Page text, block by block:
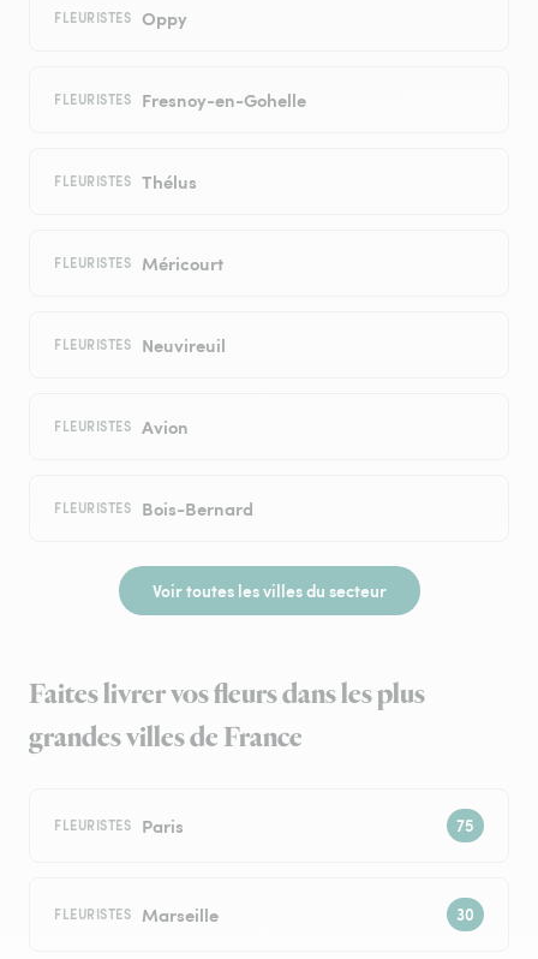
FLEURISTES Oppy
FLEURISTES Fresnoy-en-Gohelle
FLEURISTES Thélus
FLEURISTES Méricourt
FLEURISTES Neuvireuil
FLEURISTES Avion
FLEURISTES Bois-Bernard
Voir toutes les villes du secteur
Faites livrer vos fleurs dans les plus
grandes villes de France
FLEURISTES Paris
FLEURISTES Marseille